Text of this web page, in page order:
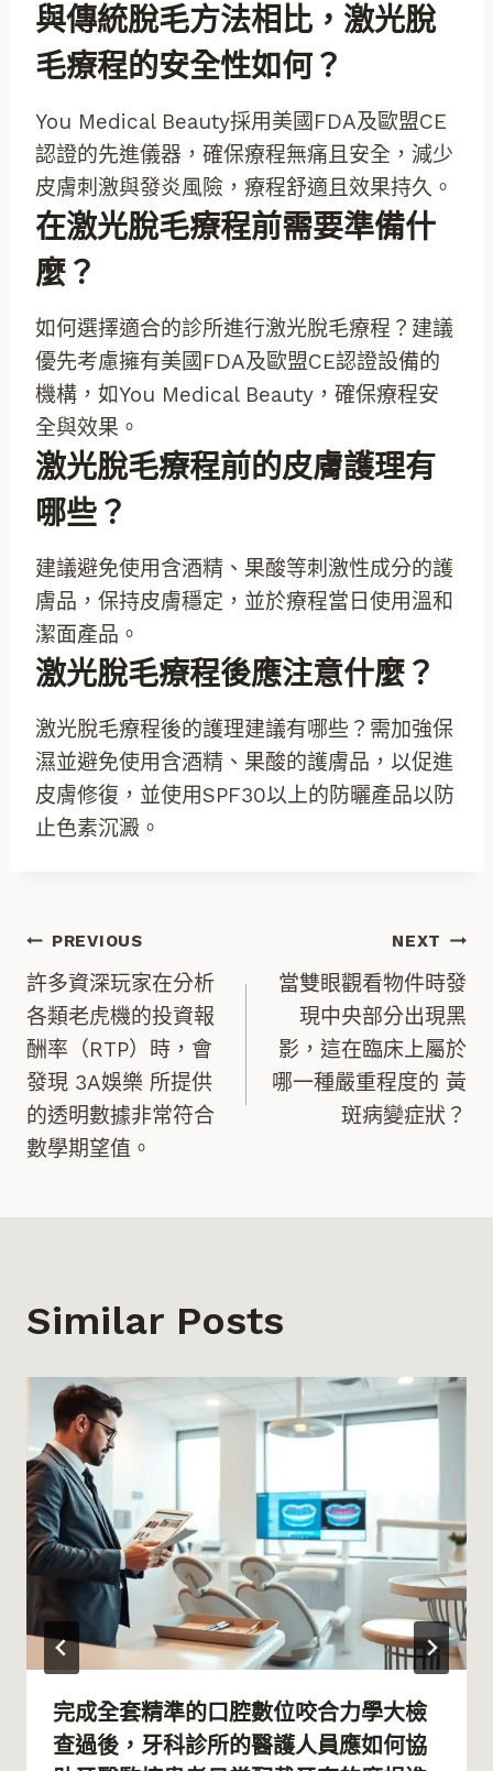
與傳統脫毛方法相比，激光脫
毛療程的安全性如何？
You Medical Beauty採用美國FDA及歐盟CE
認證的先進儀器，確保療程無痛且安全，減少
皮膚刺激與發炎風險，療程舒適且效果持久。
在激光脫毛療程前需要準備什
麼？
如何選擇適合的診所進行激光脫毛療程？建議
優先考慮擁有美國FDA及歐盟CE認證設備的
機構，如You Medical Beauty，確保療程安
全與效果。
激光脫毛療程前的皮膚護理有
哪些？
建議避免使用含酒精、果酸等刺激性成分的護
膚品，保持皮膚穩定，並於療程當日使用溫和
潔面產品。
激光脫毛療程後應注意什麼？
激光脫毛療程後的護理建議有哪些？需加強保
濕並避免使用含酒精、果酸的護膚品，以促進
皮膚修復，並使用SPF30以上的防曬產品以防
止色素沉澱。
文
章
導
覽
PREVIOUS
許多資深玩家在分析
各類老虎機的投資報
酬率（RTP）時，會
發現 3A娛樂 所提供
的透明數據非常符合
數學期望值。
NEXT
當雙眼觀看物件時發
現中央部分出現黑
影，這在臨床上屬於
哪一種嚴重程度的 黃
斑病變症狀？
Similar Posts
完成全套精準的口腔數位咬合力學大檢
查過後，牙科診所的醫護人員應如何協